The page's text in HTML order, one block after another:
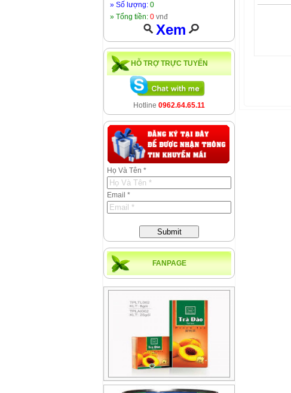
» Số lượng: 0
» Tổng tiền: 0 vnđ
Xem
HỖ TRỢ TRỰC TUYẾN
Hotline 0962.64.65.11
Họ Và Tên *
Email *
Submit
FANPAGE